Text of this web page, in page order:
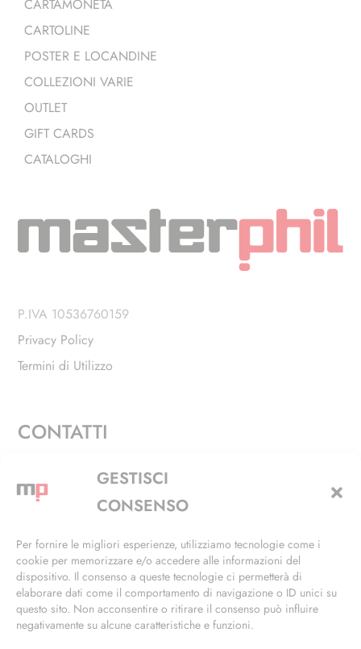
GESTISCI
CONSENSO
Per fornire le migliori esperienze, utilizziamo tecnologie come i
cookie per memorizzare e/o accedere alle informazioni del
dispositivo. Il consenso a queste tecnologie ci permetterà di
elaborare dati come il comportamento di navigazione o ID unici su
questo sito. Non acconsentire o ritirare il consenso può influire
negativamente su alcune caratteristiche e funzioni.
CARTAMONETA
CARTOLINE
POSTER E LOCANDINE
COLLEZIONI VARIE
OUTLET
GIFT CARDS
CATALOGHI
P.IVA 10536760159
Privacy Policy
Termini di Utilizzo
CONTATTI
Via Alfieri, 27 - Trezzano Sul Naviglio (MI)
+39 02 4846 3155
info@masterphil.it